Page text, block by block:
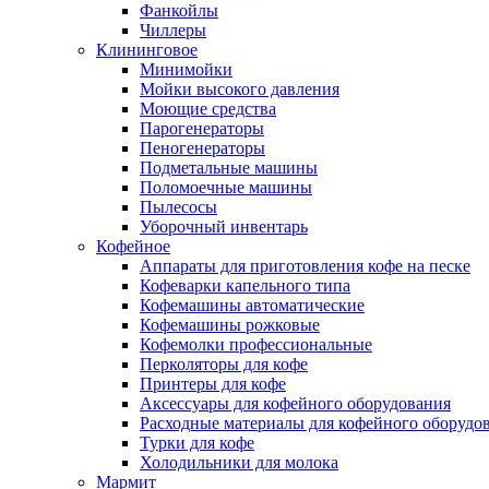
Фанкойлы
Чиллеры
Клининговое
Минимойки
Мойки высокого давления
Моющие средства
Парогенераторы
Пеногенераторы
Подметальные машины
Поломоечные машины
Пылесосы
Уборочный инвентарь
Кофейное
Аппараты для приготовления кофе на песке
Кофеварки капельного типа
Кофемашины автоматические
Кофемашины рожковые
Кофемолки профессиональные
Перколяторы для кофе
Принтеры для кофе
Аксессуары для кофейного оборудования
Расходные материалы для кофейного
Турки для кофе
Холодильники для молока
Мармит